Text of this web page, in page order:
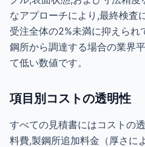
なアプローチにより,最終検査
受注全体の2%未満に抑えられ
鋼所から調達する場合の業界
て低い数値です。
項目別コストの透明性
すべての見積書にはコストの
料費,製鋼所追加料金（厚さに